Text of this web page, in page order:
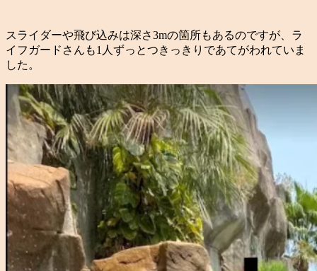
スライダーや飛び込みは深さ3mの箇所もあるのですが、ラ
イフガードさんも1人ずっとつきっきりであてがわれていま
した。